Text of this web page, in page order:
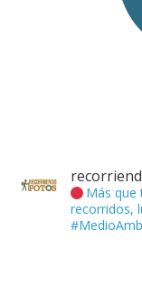
Más
recorridos,